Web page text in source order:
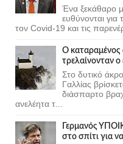
Ένα ξεκάθαρο
ευθύνονται για
τον Covid-19 και τις
Ο
τρελαίνονταν
Στο δυτικό
Γαλλίας
διάσπαρτο
ανελέητα τ...
Γερμανός
στο σπίτι για